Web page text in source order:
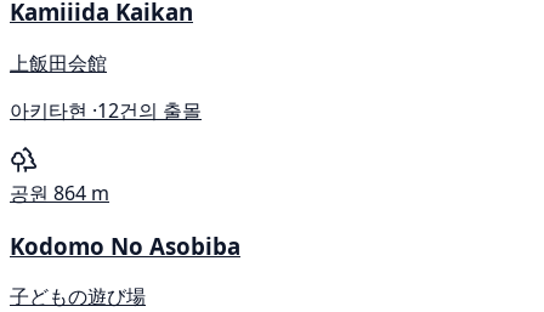
Kamiiida Kaikan
上飯田会館
아키타현 ·12건의 출몰
공원 864 m
Kodomo No Asobiba
子どもの遊び場